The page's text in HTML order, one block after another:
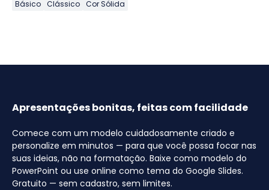
Básico Clássico Cor Sólida
Apresentações bonitas, feitas com facilidade
Comece com um modelo cuidadosamente criado e
personalize em minutos — para que você possa focar nas
suas ideias, não na formatação. Baixe como modelo do
PowerPoint ou use online como tema do Google Slides.
Gratuito — sem cadastro, sem limites.